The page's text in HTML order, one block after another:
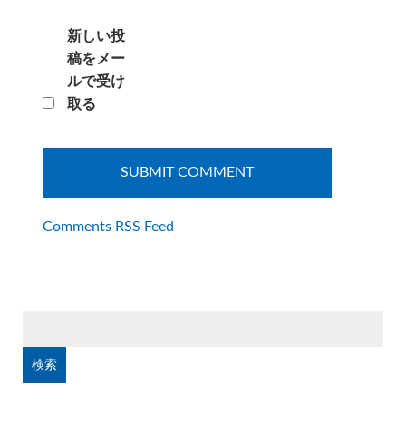
新しい投
稿をメー
ルで受け
取る
Comments RSS Feed